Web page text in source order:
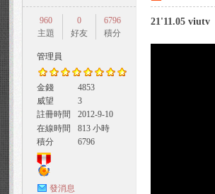
960
主題
0
好友
6796
積分
管理員
金錢
4853
威望
3
註冊時間
2012-9-10
在線時間
813 小時
積分
6796
發消息
21'11.05 viutv